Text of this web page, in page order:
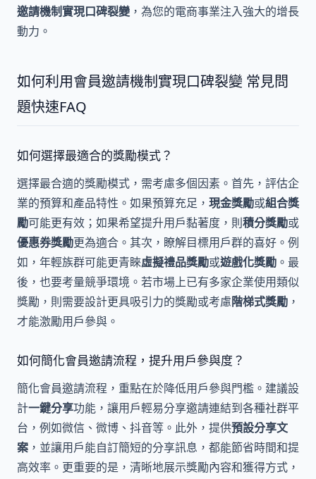
邀請機制實現口碑裂變 ，為您的電商事業注入強大的增長
動力。
如何利用會員邀請機制實現口碑裂變 常見問
題快速FAQ
如何選擇最適合的獎勵模式？
選擇最合適的獎勵模式，需考慮多個因素。首先，評估企
業的預算和產品特性。如果預算充足， 現金獎勵或組合獎
勵可能更有效；如果希望提升用戶黏著度，則積分獎勵或
優惠券獎勵更為適合。其次，瞭解目標用戶群的喜好。例
如，年輕族群可能更青睞虛擬禮品獎勵或遊戲化獎勵 。最
後，也要考量競爭環境。若市場上已有多家企業使用類似
獎勵，則需要設計更具吸引力的獎勵或考慮階梯式獎勵 ，
才能激勵用戶參與。
如何簡化會員邀請流程，提升用戶參與度？
簡化會員邀請流程，重點在於降低用戶參與門檻。建議設
計一鍵分享功能，讓用戶輕易分享邀請連結到各種社群平
台，例如微信、微博、抖音等。此外，提供預設分享文
案 ，並讓用戶能自訂簡短的分享訊息，都能節省時間和提
高效率。更重要的是，清晰地展示獎勵內容和獲得方式，